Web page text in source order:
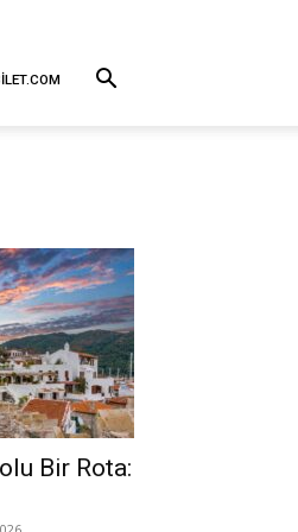
Bir Rota: